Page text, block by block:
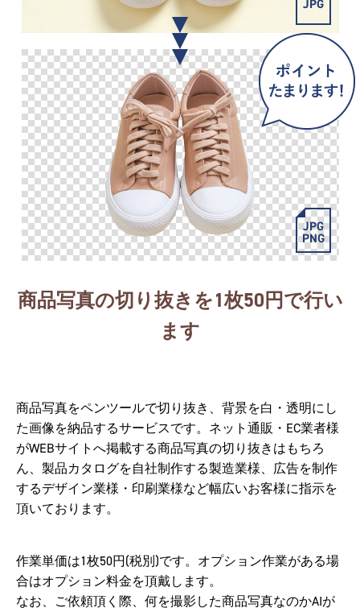
商品写真の切り抜きを1枚50円で行い
ます
商品写真をペンツールで切り抜き、背景を白・透明にし
た画像を納品するサービスです。ネット通販・EC業者様
がWEBサイトへ掲載する商品写真の切り抜きはもちろ
ん、製品カタログを自社制作する製造業様、広告を制作
するデザイン業様・印刷業様など幅広いお客様に指示を
頂いております。
作業単価は1枚50円(税別)です。オプション作業がある場
合はオプション料金を頂戴します。
なお、ご依頼頂く際、何を撮影した商品写真なのかAIが